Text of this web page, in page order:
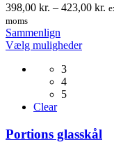
398,00 kr. – 423,00 kr.
moms
Sammenlign
Vælg mulighederDette
vælges
3
4
5
Clear
Portions glasskål